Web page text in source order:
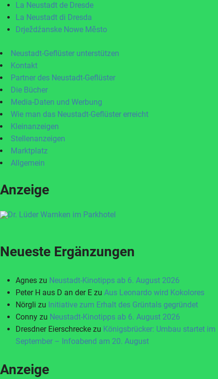
La Neustadt de Dresde
La Neustadt di Dresda
Drježdźanske Nowe Město
Neustadt-Geflüster unterstützen
Kontakt
Partner des Neustadt-Geflüster
Die Bücher
Media-Daten und Werbung
Wie man das Neustadt-Geflüster erreicht
Kleinanzeigen
Stellenanzeigen
Marktplatz
Allgemein
Anzeige
Neueste Ergänzungen
Agnes zu Neustadt-Kinotipps ab 6. August 2026
Peter H aus D an der E zu Aus Leonardo wird Kokolores
Nörgli zu Initiative zum Erhalt des Grüntals gegründet
Conny zu Neustadt-Kinotipps ab 6. August 2026
Dresdner Eierschrecke zu Königsbrücker: Umbau startet im
September – Infoabend am 20. August
Anzeige